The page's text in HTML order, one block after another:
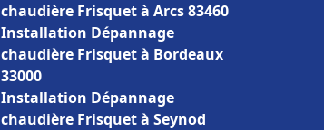
chaudière Frisquet à Arcs 83460
Installation Dépannage
chaudière Frisquet à Bordeaux
33000
Installation Dépannage
chaudière Frisquet à Seynod